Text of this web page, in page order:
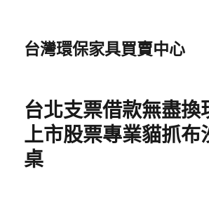
台灣環保家具買賣中心
台北支票借款無盡換
上市股票專業貓抓布
桌